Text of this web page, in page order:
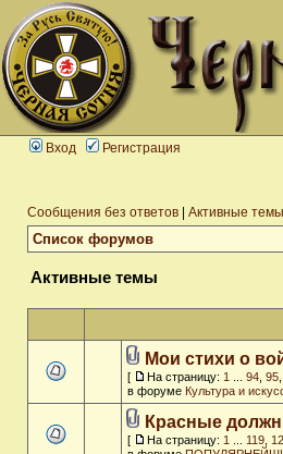
Вход Регистрация
Сообщения без ответов Активные темы
Список форумов
Активные темы
Мои стихи о
[ На страницу: 1 94 95
в форуме Культура и
Красные
[ На страницу: 1 119